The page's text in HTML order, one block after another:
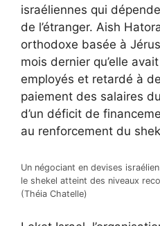
israéliennes qui
de l’étranger. Aish
orthodoxe basée à
mois dernier qu’elle
employés et retardé à
paiement des salaires
d’un déficit de
au renforcement du
Un négociant en devises
le shekel atteint des niveaux
(Théia Chatelle)